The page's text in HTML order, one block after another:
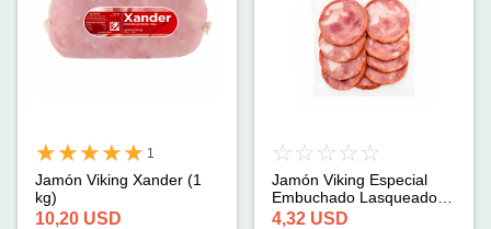
1
Jamón Viking Xander (1
kg)
10,20 USD
Jamón Viking Especial
Embuchado Lasqueado
Tradicional Y&D (500g)
4,32 USD